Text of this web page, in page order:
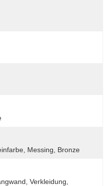
Messing, Bronze
Verkleidung,